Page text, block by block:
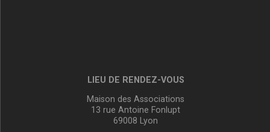
LIEU DE RENDEZ-VOUS
Maison des Associations
13 rue Antoine Fonlupt
69008 Lyon